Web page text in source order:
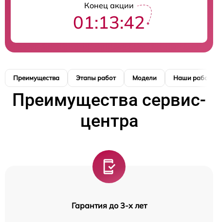
Конец акции
01:13:41
Преимущества Этапы работ Модели Наши работы
Преимущества сервис-
центра
Гарантия до 3-х лет